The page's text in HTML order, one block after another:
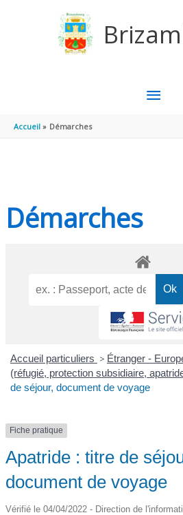
MENU
Accueil Démarches
Démarches
Accueil particuliers > Étranger -
(réfugié, protection subsidiaire,
de séjour, document de voyage
Fiche pratique
Apatride : titre de
document de voyage
Vérifié le 04/04/2022 - Direction de